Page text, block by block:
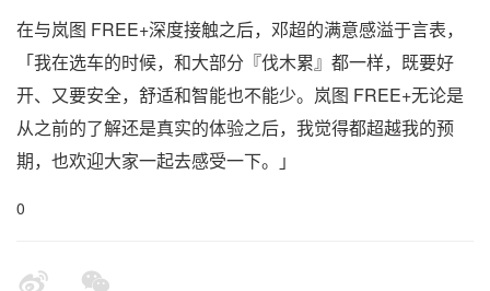
在与岚图 FREE+深度接触之后，邓超的满意感溢于言表，
「我在选车的时候，和大部分『伐木累』都一样，既要好
开、又要安全，舒适和智能也不能少。岚图 FREE+无论是
从之前的了解还是真实的体验之后，我觉得都超越我的预
期，也欢迎大家一起去感受一下。」
0